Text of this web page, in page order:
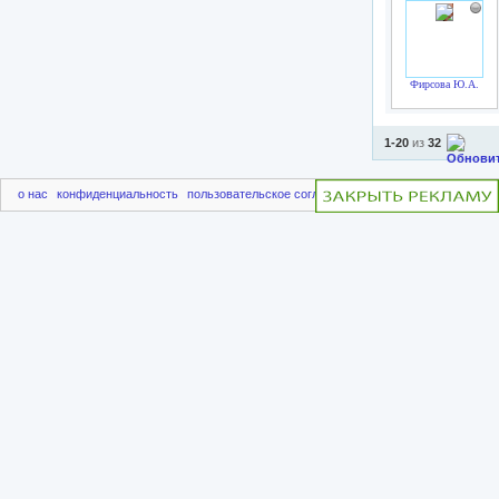
Фирсова Ю.А.
1-20 из 32
о нас конфиденциальность пользовательское соглашение чаво пригласить